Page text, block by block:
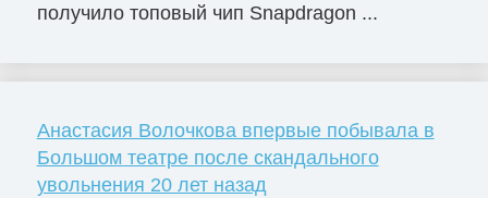
получило топовый чип Snapdragon ...
Анастасия Волочкова впервые побывала в
Большом театре после скандального
увольнения 20 лет назад